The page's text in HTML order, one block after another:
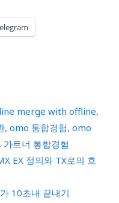
merge with offline,
, omo 통합경험, omo
, 가트너 통합경험
EX 정의와 TX로의 흐
10초내 끝내기